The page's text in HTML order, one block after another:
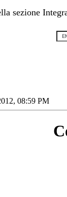
sezione
08:59 PM